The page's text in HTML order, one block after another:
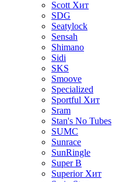
Scott Хит
SDG
Seatylock
Sensah
Shimano
Sidi
SKS
Smoove
Specialized
Sportful Хит
Sram
Stan's No Tubes
SUMC
Sunrace
SunRingle
Super B
Superior Хит